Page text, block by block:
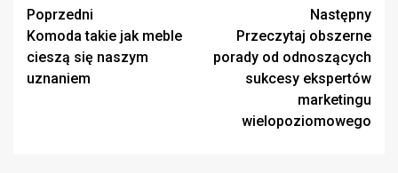
Zobacz
wpisy
Poprzedni
Komoda takie jak meble
cieszą się naszym
uznaniem
Następny
Przeczytaj obszerne
porady od odnoszących
sukcesy ekspertów
marketingu
wielopoziomowego